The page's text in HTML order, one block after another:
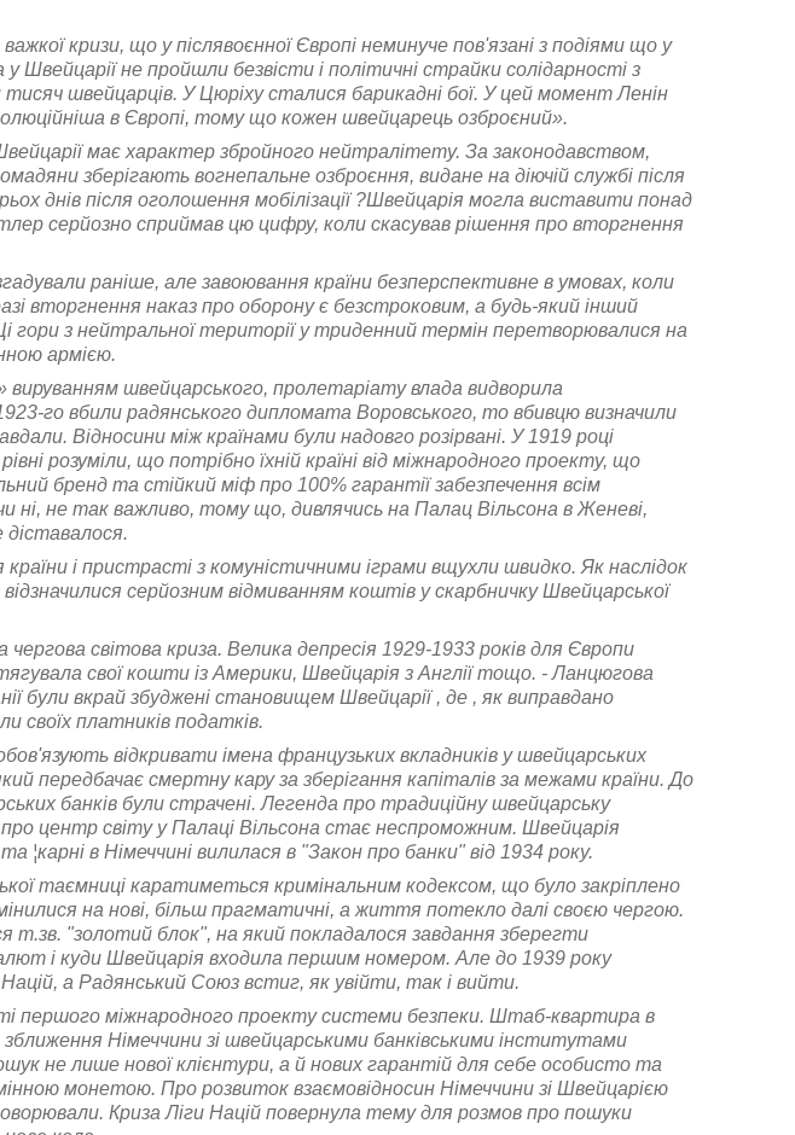
кризи, що у післявоєнної Європі неминуче пов'язані з подіями що у
у Швейцарії не пройшли безвісти і політичні страйки солідарності з
швейцарців. У Цюріху сталися барикадні бої. У цей момент Ленін
в Європі, тому що кожен швейцарець озброєний».
має характер збройного нейтралітету. За законодавством,
зберігають вогнепальне озброєння, видане на діючій службі після
днів після оголошення мобілізації ?Швейцарія могла виставити понад
серйозно сприймав цю цифру, коли скасував рішення про вторгнення
раніше, але завоювання країни безперспективне в умовах, коли
вторгнення наказ про оборону є безстроковим, а будь-який інший
гори з нейтральної території у триденний термін перетворювалися на
армією.
вируванням швейцарського, пролетаріату влада видворила
го вбили радянського дипломата Воровського, то вбивцю визначили
Відносини між країнами були надовго розірвані. У 1919 році
розуміли, що потрібно їхній країні від міжнародного проекту, що
бренд та стійкий міф про 100% гарантії забезпечення всім
ні, не так важливо, тому що, дивлячись на Палац Вільсона в Женеві,
діставалося.
і пристрасті з комуністичними іграми вщухли швидко. Як наслідок
серйозним відмиванням коштів у скарбничку Швейцарської
чергова світова криза. Велика депресія 1929-1933 років для Європи
свої кошти із Америки, Швейцарія з Англії тощо. - Ланцюгова
були вкрай збуджені становищем Швейцарії , де , як виправдано
своїх платників податків.
відкривати імена французьких вкладників у швейцарських
передбачає смертну кару за зберігання капіталів за межами країни. До
банків були страчені. Легенда про традиційну швейцарську
центр світу у Палаці Вільсона стає неспроможним. Швейцарія
¦карні в Німеччині вилилася в "Закон про банки" від 1934 року.
таємниці каратиметься кримінальним кодексом, що було закріплено
на нові, більш прагматичні, а життя потекло далі своєю чергою.
т.зв. "золотий блок", на який покладалося завдання зберегти
і куди Швейцарія входила першим номером. Але до 1939 року
а Радянський Союз встиг, як увійти, так і вийти.
першого міжнародного проекту системи безпеки. Штаб-квартира в
Німеччини зі швейцарськими банківськими інститутами
не лише нової клієнтури, а й нових гарантій для себе особисто та
монетою. Про розвиток взаємовідносин Німеччини зі Швейцарією
Криза Ліги Націй повернула тему для розмов про пошуки